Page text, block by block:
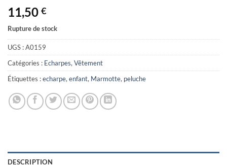
11,50 €
Rupture de stock
UGS :A0159
Catégories : Echarpes, Vêtement
Étiquettes :echarpe, enfant, Marmotte, peluche
DESCRIPTION